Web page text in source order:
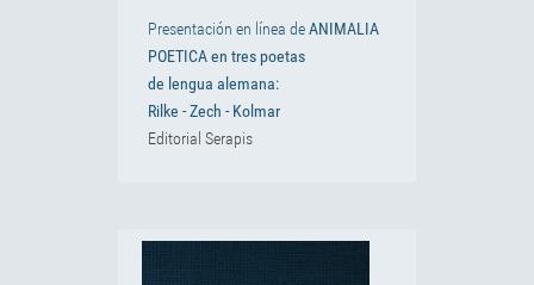
Presentación en línea deANIMALIA
POETICA en tres poetas
de lengua alemana:
Rilke - Zech - Kolmar
Editorial Serapis